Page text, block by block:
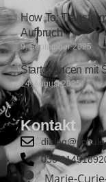
How To:
Aufbruch
9. September 2025
Startchancen mit
14. August 2025
Kontakt
030
Marie-